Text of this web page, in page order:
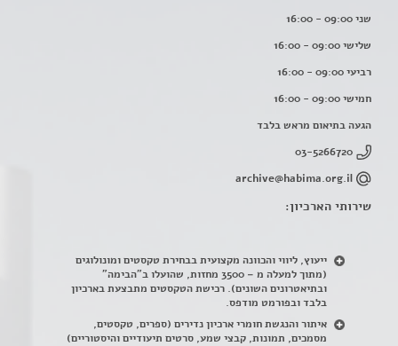
שני 09:00 - 16:00
שלישי 09:00 - 16:00
רביעי 09:00 - 16:00
חמישי 09:00 - 16:00
הגעה בתיאום מראש בלבד
03-5266720
archive@habima.org.il
שירותי הארכיון:
ייעוץ, ליווי והכוונה מקצועית בבחירת טקסטים ומונולוגים
(מתוך למעלה מ – 3500 מחזות, שהועלו ב"הבימה"
ובתיאטרונים השונים). רכישת הטקסטים מתבצעת בארכיון
בלבד ובפורמט מודפס.
איתור והנגשת חומרי ארכיון נדירים (ספרים, טקסטים,
מסמכים, תמונות, קבצי שמע, סרטים תיעודיים והיסטוריים)